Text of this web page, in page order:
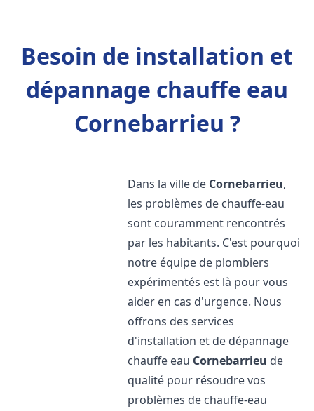
Besoin de installation et
dépannage chauffe eau
Cornebarrieu ?
Dans la ville de Cornebarrieu,
les problèmes de chauffe-eau
sont couramment rencontrés
par les habitants. C'est pourquoi
notre équipe de plombiers
expérimentés est là pour vous
aider en cas d'urgence. Nous
offrons des services
d'installation et de dépannage
chauffe eau Cornebarrieu de
qualité pour résoudre vos
problèmes de chauffe-eau